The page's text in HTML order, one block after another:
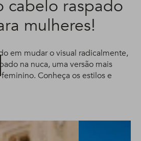
cabelo raspado
mulheres!
em mudar o visual radicalmente,
na nuca, uma versão mais
Conheça os estilos e